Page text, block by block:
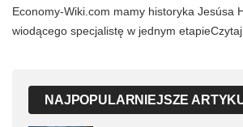
Economy-Wiki.com mamy historyka Jesúsa
wiodącego specjalistę w jednym
NAJPOPULARNIEJSZE